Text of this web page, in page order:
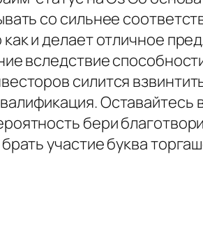
со сильнее
и делает отличное
вследствие
силится
Оставайтесь
бери
участие буква